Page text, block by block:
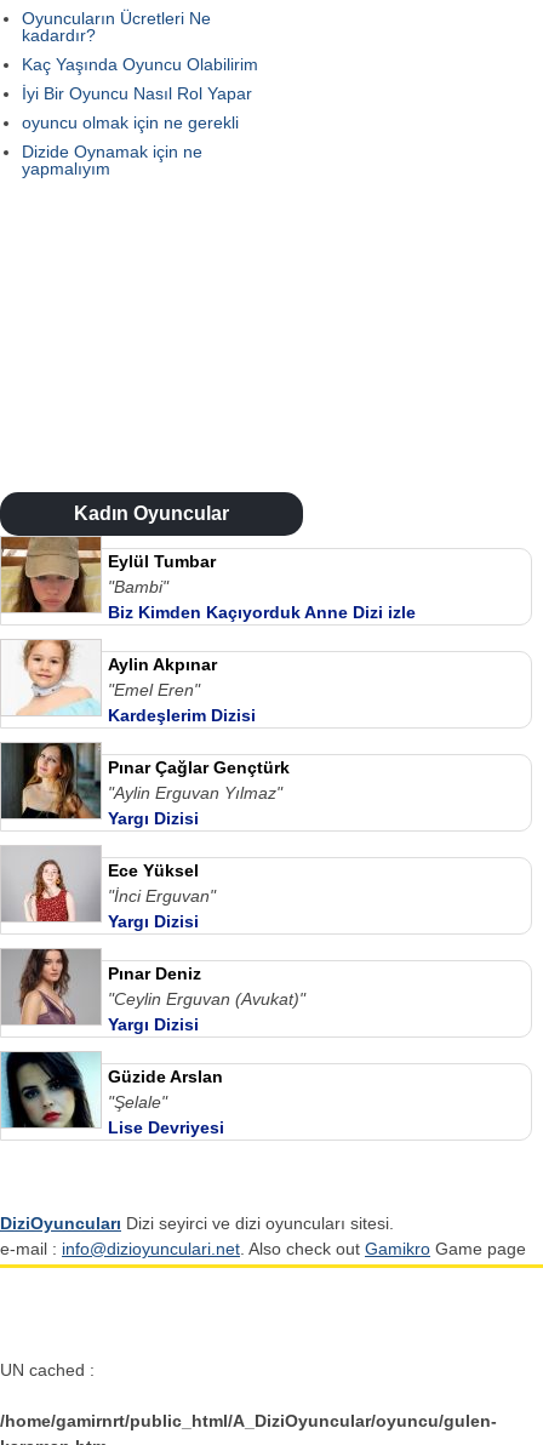
Oyuncuların Ücretleri Ne
kadardır?
Kaç Yaşında Oyuncu Olabilirim
İyi Bir Oyuncu Nasıl Rol Yapar
oyuncu olmak için ne gerekli
Dizide Oynamak için ne
yapmalıyım
Kadın Oyuncular
Eylül Tumbar
"Bambi"
Biz Kimden Kaçıyorduk Anne Dizi izle
Aylin Akpınar
"Emel Eren"
Kardeşlerim Dizisi
Pınar Çağlar Gençtürk
"Aylin Erguvan Yılmaz"
Yargı Dizisi
Ece Yüksel
"İnci Erguvan"
Yargı Dizisi
Pınar Deniz
"Ceylin Erguvan (Avukat)"
Yargı Dizisi
Güzide Arslan
"Şelale"
Lise Devriyesi
DiziOyuncuları Dizi seyirci ve dizi oyuncuları sitesi.
e-mail : info@dizioyunculari.net . Also check out Gamikro Game page
UN cached :
/home/gamirnrt/public_html/A_DiziOyuncular/oyuncu/gulen-